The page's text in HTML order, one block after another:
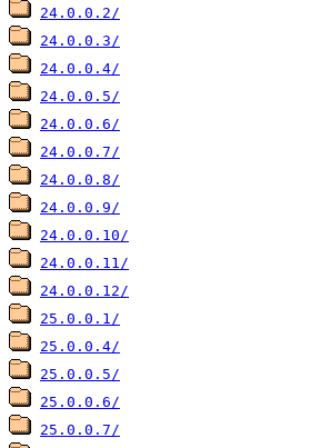
24.0.0.2/
24.0.0.3/
24.0.0.4/
24.0.0.5/
24.0.0.6/
24.0.0.7/
24.0.0.8/
24.0.0.9/
24.0.0.10/
24.0.0.11/
24.0.0.12/
25.0.0.1/
25.0.0.4/
25.0.0.5/
25.0.0.6/
25.0.0.7/